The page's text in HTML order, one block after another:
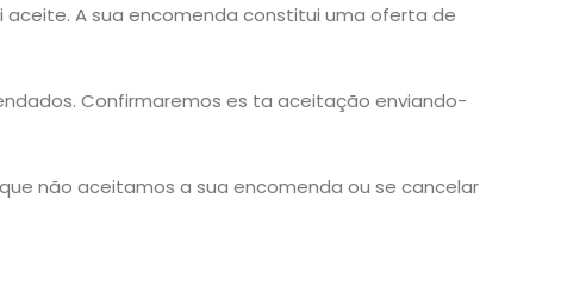
A sua encomenda constitui uma oferta de
Confirmaremos es ta aceitação enviando-
não aceitamos a sua encomenda ou se cancelar